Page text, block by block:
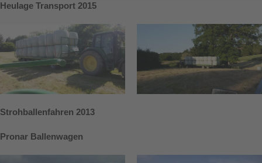
Heulage Transport 2015
Strohballenfahren 2013
Pronar Ballenwagen